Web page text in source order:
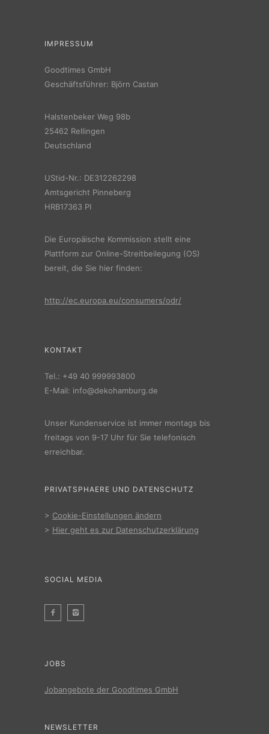
IMPRESSUM
Goodtimes GmbH
Geschäftsführer: Björn Castan
Halstenbeker Weg 98b
25462 Rellingen
Deutschland
UStid-Nr.: DE312262298
Amtsgericht Pinneberg
HRB17363 PI
Die Europäische Kommission stellt eine
Plattform zur Online-Streitbeilegung (OS)
bereit, die Sie hier finden:
http://ec.europa.eu/consumers/odr/
KONTAKT
Tel.: +49 40 999993800
E-Mail: info@dekohamburg.de
Unser Kundenservice ist immer montags bis
freitags von 9-17 Uhr für Sie telefonisch
erreichbar.
PRIVATSPHAERE UND DATENSCHUTZ
> Cookie-Einstellungen ändern
> Hier geht es zur Datenschutzerklärung
SOCIAL MEDIA
JOBS
Jobangebote der Goodtimes GmbH
NEWSLETTER